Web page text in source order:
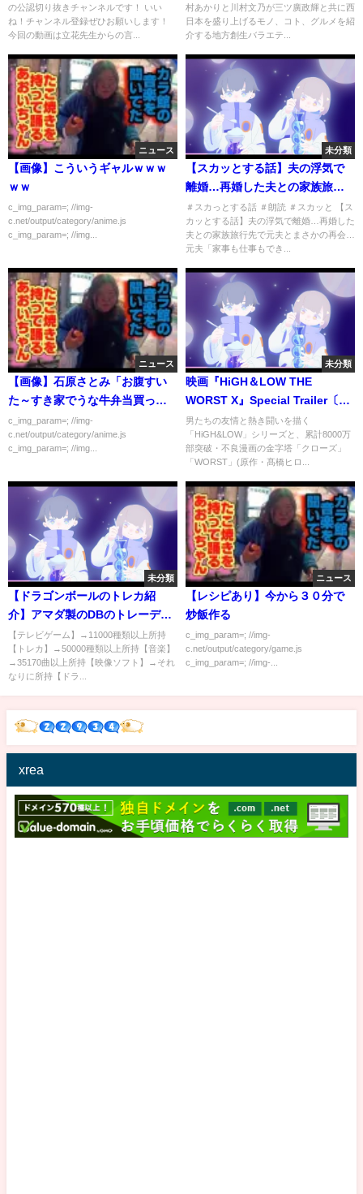
の公認切り抜きチャンネルです！ いい
ね！チャンネル登録ぜひお願いします！
今回の動画は立花先生からの言...
村あかりと川村文乃が三ツ廣政輝と共に西
日本を盛り上げるモノ、コト、グルメを紹
介する地方創生バラエテ...
ニュース
【画像】こういうギャルｗｗｗ
ｗｗ
c_img_param=; //img-
c.net/output/category/anime.js
c_img_param=; //img...
未分類
【スカッとする話】夫の浮気で
離婚…再婚した夫との家族旅行
先で元夫とまさかの再会…元夫
「家事も仕事もできない役立た
ずなハズレ女だろ？別れて正解
間、元夫の顔色が…ｗ【自業自
＃スカっとする話 ＃朗読 ＃スカッと 【ス
カッとする話】夫の浮気で離婚…再婚した
夫との家族旅行先で元夫とまさかの再会…
元夫「家事も仕事もでき...
ニュース
【画像】石原さとみ「お腹すい
た～すき家でうな牛弁当買って
食べよ！」←これ
c_img_param=; //img-
c.net/output/category/anime.js
c_img_param=; //img...
未分類
映画『HiGH＆LOW THE
WORST X』Special Trailer〔最
強キャスト篇〕【9.9（Fri.）
ROADSHOW】
男たちの友情と熱き闘いを描く
「HiGH&LOW」シリーズと、累計8000万
部突破・不良漫画の金字塔「クローズ」
「WORST」(原作・髙橋ヒロ...
未分類
【ドラゴンボールのトレカ紹
介】アマダ製のDBのトレーディ
ングカード【カードコレクショ
ン紹介動画】
【テレビゲーム】→11000種類以上所持
【トレカ】→50000種類以上所持【音楽】
→35170曲以上所持【映像ソフト】→それ
なりに所持【ドラ...
ニュース
【レシピあり】今から３０分で
炒飯作る
c_img_param=; //img-
c.net/output/category/game.js
c_img_param=; //img-...
xrea